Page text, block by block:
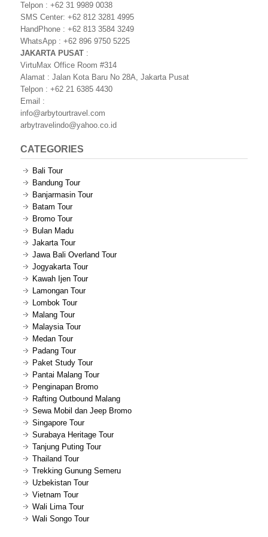
Telpon : +62 31 9989 0038
SMS Center: +62 812 3281 4995
HandPhone : +62 813 3584 3249
WhatsApp : +62 896 9750 5225
JAKARTA PUSAT :
VirtuMax Office Room #314
Alamat : Jalan Kota Baru No 28A, Jakarta Pusat
Telpon : +62 21 6385 4430
Email :
info@arbytourtravel.com
arbytravelindo@yahoo.co.id
CATEGORIES
Bali Tour
Bandung Tour
Banjarmasin Tour
Batam Tour
Bromo Tour
Bulan Madu
Jakarta Tour
Jawa Bali Overland Tour
Jogyakarta Tour
Kawah Ijen Tour
Lamongan Tour
Lombok Tour
Malang Tour
Malaysia Tour
Medan Tour
Padang Tour
Paket Study Tour
Pantai Malang Tour
Penginapan Bromo
Rafting Outbound Malang
Sewa Mobil dan Jeep Bromo
Singapore Tour
Surabaya Heritage Tour
Tanjung Puting Tour
Thailand Tour
Trekking Gunung Semeru
Uzbekistan Tour
Vietnam Tour
Wali Lima Tour
Wali Songo Tour